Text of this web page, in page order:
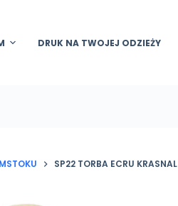
DRUK NA TWOJEJ ODZIEŻY
SP22 TORBA ECRU KRASNAL